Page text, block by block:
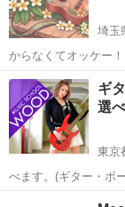
埼玉
からなくてオッケー
◯女性限定、…
埼玉 上尾市
ギ
選
東京
べます。(ギター・ボ
DTM) シンガソン…